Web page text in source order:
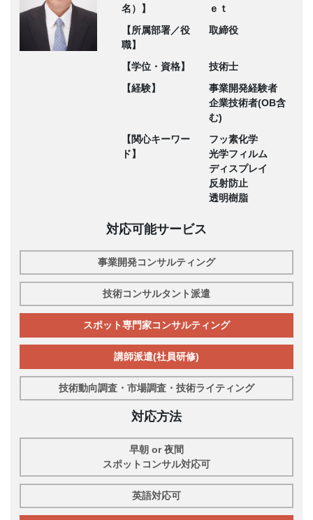
名）】
ｅｔ
【所属部署／役
職】
取締役
【学位・資格】
技術士
【経験】
事業開発経験者
企業技術者(OB含
む)
【関心キーワー
ド】
フッ素化学
光学フィルム
ディスプレイ
反射防止
透明樹脂
対応可能サービス
事業開発コンサルティング
技術コンサルタント派遣
スポット専門家コンサルティング
講師派遣(社員研修)
技術動向調査・市場調査・技術ライティング
対応方法
早朝 or 夜間
スポットコンサル対応可
英語対応可